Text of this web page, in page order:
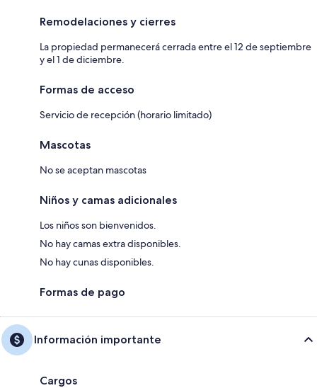
Remodelaciones y cierres
La propiedad permanecerá cerrada entre el 12 de septiembre
y el 1 de diciembre.
Formas de acceso
Servicio de recepción (horario limitado)
Mascotas
No se aceptan mascotas
Niños y camas adicionales
Los niños son bienvenidos.
No hay camas extra disponibles.
No hay cunas disponibles.
Formas de pago
Información importante
Cargos